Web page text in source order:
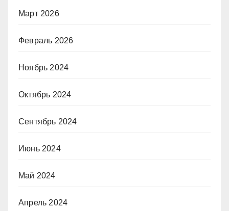
Март 2026
Февраль 2026
Ноябрь 2024
Октябрь 2024
Сентябрь 2024
Июнь 2024
Май 2024
Апрель 2024